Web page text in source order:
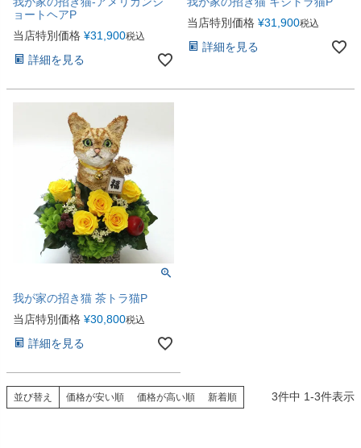
ョートヘアP
当店特別価格 ¥31,900税込
詳細を見る
当店特別価格 ¥31,900税込
詳細を見る
我が家の招き猫 茶トラ猫P
当店特別価格 ¥30,800税込
詳細を見る
並び替え 価格が安い順 価格が高い順 新着順 3件中 1-3件表示